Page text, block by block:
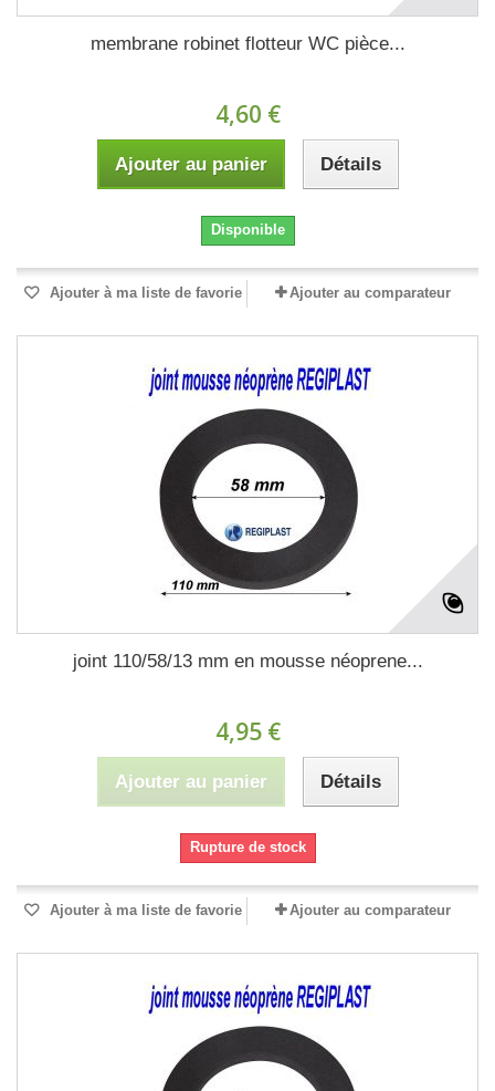
membrane robinet flotteur WC pièce...
4,60 €
Ajouter au panier Détails
Disponible
Ajouter à ma liste de favorie Ajouter au comparateur
joint 110/58/13 mm en mousse néoprene...
4,95 €
Ajouter au panier Détails
Rupture de stock
Ajouter à ma liste de favorie Ajouter au comparateur